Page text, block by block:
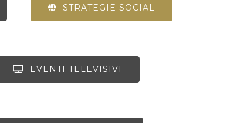
STRATEGIE SOCIAL
EVENTI TELEVISIVI